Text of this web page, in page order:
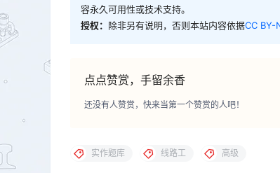
容永久可用性或技术支持。
授权： 除非另有说明，否则本站内容依据CC BY-
点点赞赏，手留余香
还没有人赞赏，快来当第一个赞赏的人吧！
实作题库 线路工 高级